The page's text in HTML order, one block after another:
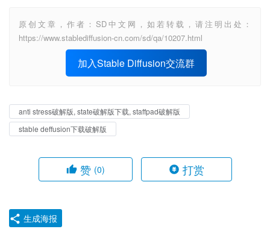
原创文章，作者：SD中文网，如若转载，请注明出处：
https://www.stablediffusion-cn.com/sd/qa/10207.html
加入Stable Diffusion交流群
anti stress破解版, state破解版下载, staffpad破解版
stable deffusion下载破解版
赞 (0) 打赏
生成海报